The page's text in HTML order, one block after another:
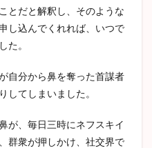
とだと解釈し、そのような
し込んでくれれば、いつで
た。
自分から鼻を奪った首謀者
してしまいました。
が、毎日三時にネフスキイ
群衆が押しかけ、社交界で